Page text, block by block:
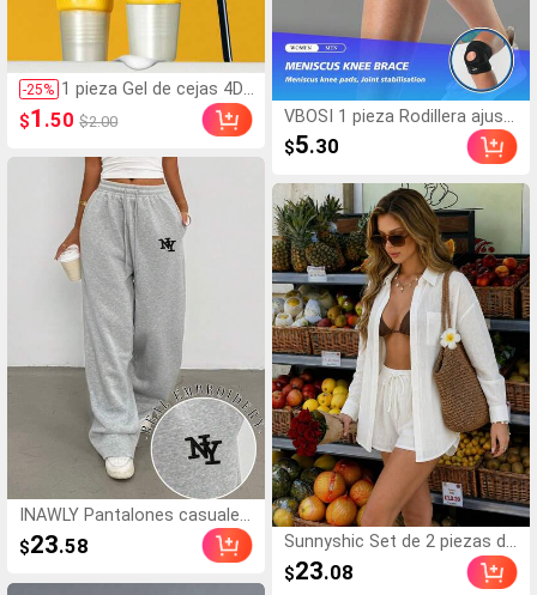
-25% 1 pieza Gel de cejas 4D,
con sujeción duradera, li
gero y resistente al agu
órmula transparente de
larga duración
$1 .50 $2.00
INAWLY Pantalones casuales
rectos y sueltos con bordad
o de letra NY en negro, diseñ
$23.58
VBOSI 1 pieza Rodillera ajust
able con agujeros transpirabl
es, soporte de rodilla unisex
tamiento de pesas (talla peq
ueña)
$5.30
Sunnyshic Set de 2 piezas de
camisa de manga larga holga
da de lino de unicolor y panta
$23.08